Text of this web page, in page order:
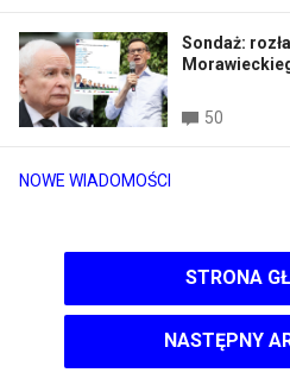
NOWE WIADOMOŚCI
Sondaż:
50
STRONA
NASTĘPNY